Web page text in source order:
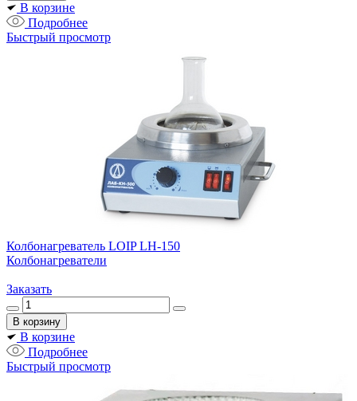
В корзине
Подробнее
Быстрый просмотр
Колбонагреватель LOIP LH-150
Колбонагреватели
Заказать
В корзине
Подробнее
Быстрый просмотр